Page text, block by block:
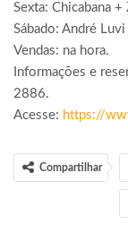
Sexta: Chicabana +
Sábado: André
Vendas: na hora.
Informações e
2886.
Acesse: https://
Compartilhar